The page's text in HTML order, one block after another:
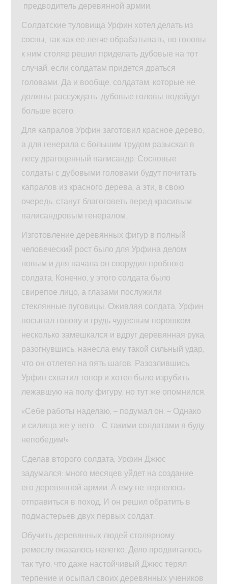
предводитель деревянной армии.
Солдатские туловища Урфин хотел делать из
сосны, так как ее легче обрабатывать, но головы
к ним столяр решил приделать дубовые на тот
случай, если солдатам придется драться
головами. Да и вообще, солдатам, которые не
должны рассуждать, дубовые головы подойдут
больше всего.
Для капралов Урфин заготовил красное дерево,
а для генерала с большим трудом разыскал в
лесу драгоценный палисандр. Сосновые
солдаты с дубовыми головами будут почитать
капралов из красного дерева, а эти, в свою
очередь, станут благоговеть перед красивым
палисандровым генералом.
Изготовление деревянных фигур в полный
человеческий рост было для Урфина делом
новым и для начала он соорудил пробного
солдата. Конечно, у этого солдата было
свирепое лицо, а глазами послужили
стеклянные пуговицы. Оживляя солдата, Урфин
посыпал голову и грудь чудесным порошком,
несколько замешкался и вдруг деревянная рука,
разогнувшись, нанесла ему такой сильный удар,
что он отлетел на пять шагов. Разозлившись,
Урфин схватил топор и хотел было изрубить
лежавшую на полу фигуру, но тут же опомнился.
«Себе работы наделаю, – подумал он. – Однако
и силища же у него… С такими солдатами я буду
непобедим!»
Сделав второго солдата, Урфин Джюс
задумался: много месяцев уйдет на создание
его деревянной армии. А ему не терпелось
отправиться в поход. И он решил обратить в
подмастерьев двух первых солдат.
Обучить деревянных людей столярному
ремеслу оказалось нелегко. Дело продвигалось
так туго, что даже настойчивый Джюс терял
терпение и осыпал своих деревянных учеников